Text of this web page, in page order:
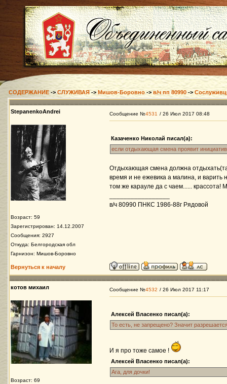
СОДЕРЖАНИЕ ->СЛУЖИВАЯ->Мишов-Боровно ->в/ч пп 80990 ->
StepanenkoAndrei
Возраст: 59
Зарегистрирован: 14.12.2007
Сообщения: 2927
Откуда: Белгородская обл
Гарнизон: Мишов-Боровно
Сообщение №4531 / 26 Июл 2017 08:48
Казаченко Николай писал(а):
если отдыхающая смена проявит
Отдыхающая смена должна
время и не ежевика а малина, и варить
том же карауле да с чаем...... крассота!
в/ч 80990 ПНКС 1986-88г Рядовой
Вернуться к началу
котов михаил
Возраст: 69
Сообщение №4532 / 26 Июл 2017 11:17
Алексей Власенко писал(а):
То есть, не запрещено? Значит
И я про тоже самое !
Алексей Власенко писал(а):
Ага, для дочки!